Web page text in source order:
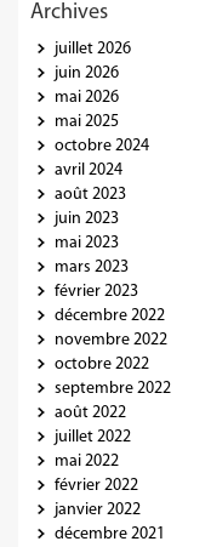
Archives
juillet 2026
juin 2026
mai 2026
mai 2025
octobre 2024
avril 2024
août 2023
juin 2023
mai 2023
mars 2023
février 2023
décembre 2022
novembre 2022
octobre 2022
septembre 2022
août 2022
juillet 2022
mai 2022
février 2022
janvier 2022
décembre 2021